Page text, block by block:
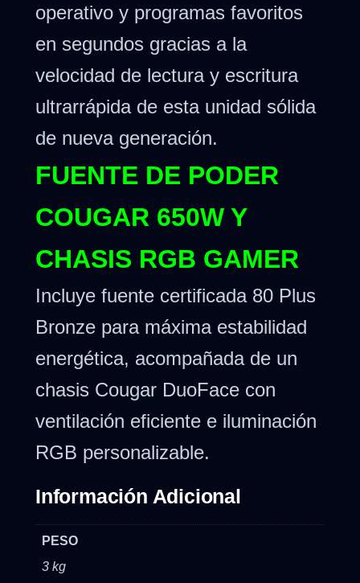
operativo y programas favoritos
en segundos gracias a la
velocidad de lectura y escritura
ultrarrápida de esta unidad sólida
de nueva generación.
FUENTE DE PODER
COUGAR 650W Y
CHASIS RGB GAMER
Incluye fuente certificada 80 Plus
Bronze para máxima estabilidad
energética, acompañada de un
chasis Cougar DuoFace con
ventilación eficiente e iluminación
RGB personalizable.
Información Adicional
PESO
3 kg